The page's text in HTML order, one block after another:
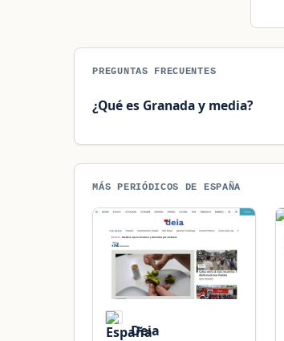
PREGUNTAS FRECUENTES
¿Qué es Granada y media?
MÁS PERIÓDICOS DE ESPAÑA
Deia